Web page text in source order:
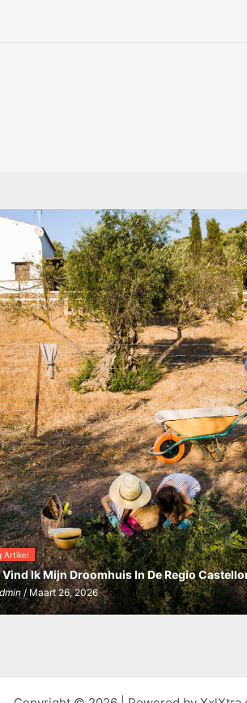
Artikel
Vind Ik Mijn Droomhuis In De Regio
/ Maart 26, 2026